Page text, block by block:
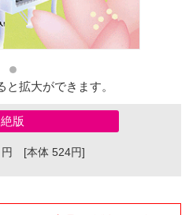
拡大ができます。
絶版
円 [本体 524円]